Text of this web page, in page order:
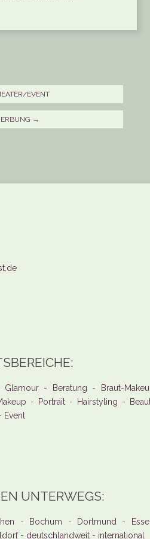
EVENT
→
Glamour - Beratung - Braut-
- Portrait - Hairstyling -
Event
UNTERWEGS:
- Bochum - Dortmund -
- deutschlandweit - international